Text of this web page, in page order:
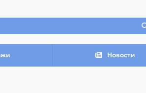
Новости